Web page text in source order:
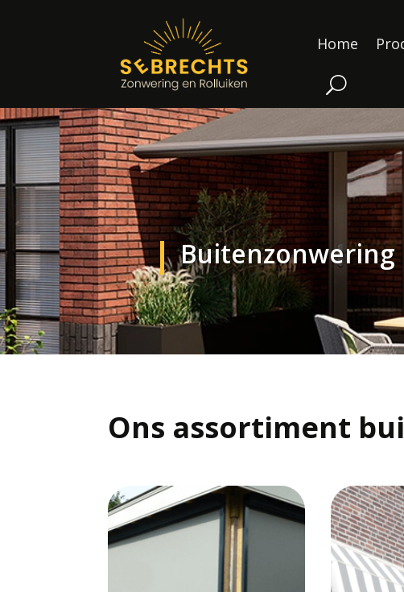
Home
Buitenzonwering
Ons assortiment